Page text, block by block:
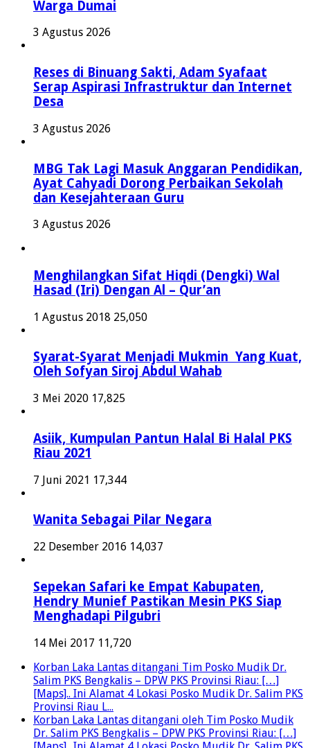
Warga Dumai
3 Agustus 2026
Reses di Binuang Sakti, Adam Syafaat
Serap Aspirasi Infrastruktur dan Internet
Desa
3 Agustus 2026
MBG Tak Lagi Masuk Anggaran Pendidikan,
Ayat Cahyadi Dorong Perbaikan Sekolah
dan Kesejahteraan Guru
3 Agustus 2026
Menghilangkan Sifat Hiqdi (Dengki) Wal
Hasad (Iri) Dengan Al – Qur’an
1 Agustus 2018 25,050
Syarat-Syarat Menjadi Mukmin Yang Kuat,
Oleh Sofyan Siroj Abdul Wahab
3 Mei 2020 17,825
Asiik, Kumpulan Pantun Halal Bi Halal PKS
Riau 2021
7 Juni 2021 17,344
Wanita Sebagai Pilar Negara
22 Desember 2016 14,037
Sepekan Safari ke Empat Kabupaten,
Hendry Munief Pastikan Mesin PKS Siap
Menghadapi Pilgubri
14 Mei 2017 11,720
Korban Laka Lantas ditangani Tim Posko Mudik Dr.
Salim PKS Bengkalis – DPW PKS Provinsi Riau: […]
[Maps].. Ini Alamat 4 Lokasi Posko Mudik Dr. Salim PKS
Provinsi Riau L...
Korban Laka Lantas ditangani oleh Tim Posko Mudik
Dr. Salim PKS Bengkalis – DPW PKS Provinsi Riau: […]